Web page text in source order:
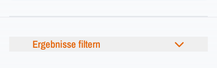
Ergebnisse filtern